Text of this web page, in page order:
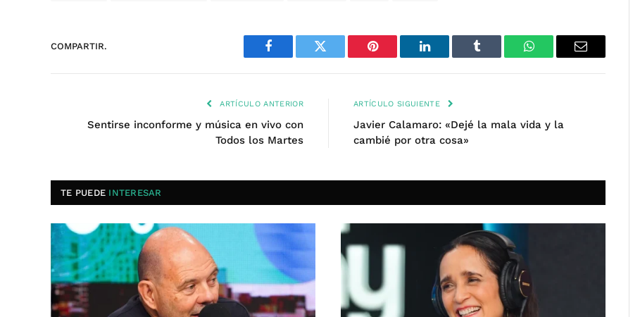
COMPARTIR.
Facebook Twitter Pinterest LinkedIn Tumblr WhatsAppEmail
ARTÍCULO ANTERIOR
Sentirse inconforme y música en vivo con
Todos los Martes
ARTÍCULO SIGUIENTE
Javier Calamaro: «Dejé la mala vida y la
cambié por otra cosa»
TE PUEDE INTERESAR